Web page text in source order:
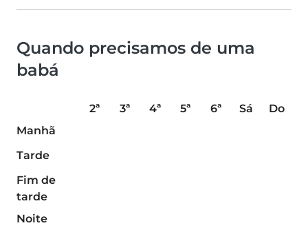
Quando precisamos de uma
babá
2ª 3ª 4ª 5ª 6ª Sá
Do
Manhã
Tarde
Fim de
tarde
Noite